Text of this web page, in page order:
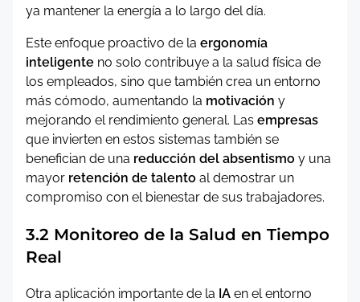
ya mantener la energía a lo largo del día.
Este enfoque proactivo de la ergonomía
inteligente no solo contribuye a la salud física de
los empleados, sino que también crea un entorno
más cómodo, aumentando la motivación y
mejorando el rendimiento general. Las empresas
que invierten en estos sistemas también se
benefician de una reducción del absentismo y una
mayor retención de talento al demostrar un
compromiso con el bienestar de sus trabajadores.
3.2 Monitoreo de la Salud en Tiempo
Real
Otra aplicación importante de la IA en el entorno